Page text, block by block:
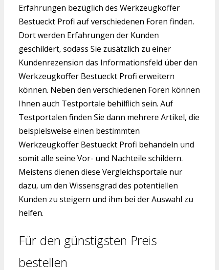
Erfahrungen bezüglich des Werkzeugkoffer
Bestueckt Profi auf verschiedenen Foren finden.
Dort werden Erfahrungen der Kunden
geschildert, sodass Sie zusätzlich zu einer
Kundenrezension das Informationsfeld über den
Werkzeugkoffer Bestueckt Profi erweitern
können. Neben den verschiedenen Foren können
Ihnen auch Testportale behilflich sein. Auf
Testportalen finden Sie dann mehrere Artikel, die
beispielsweise einen bestimmten
Werkzeugkoffer Bestueckt Profi behandeln und
somit alle seine Vor- und Nachteile schildern.
Meistens dienen diese Vergleichsportale nur
dazu, um den Wissensgrad des potentiellen
Kunden zu steigern und ihm bei der Auswahl zu
helfen.
Für den günstigsten Preis
bestellen